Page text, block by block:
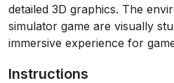
detailed 3D graphics. The
simulator game are visually
immersive experience for
Instructions